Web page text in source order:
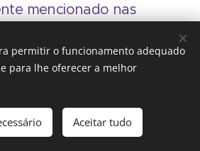
mencionado nas
JURISDIÇÃO APLICÁVEIS
página Web e os
realizados através desta
permitir o funcionamento adequado
para lhe oferecer a melhor
Aceitar tudo